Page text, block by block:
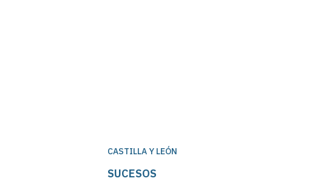
CASTILLA Y LEÓN
SUCESOS